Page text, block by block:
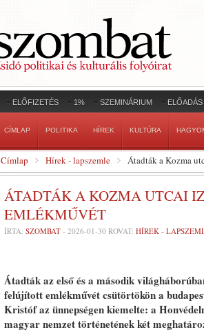
ELŐFIZETÉS 1% SZEMINÁRIUM ELŐADÁS
CÍMLAP POLITIKA HÍREK KULTÚRA
Címlap Hírek - lapszemle Átadták a Kozma
ÁTADTÁK A KOZMA UTCAI
EMLÉKMŰVÉT
ÍRTA: SZOMBAT - 2026-01-30 ROVAT: HÍREK -
Átadták az első és a második
felújított emlékművét csütörtökön a
Kristóf az ünnepségen kiemelte: a
magyar nemzet történetének két